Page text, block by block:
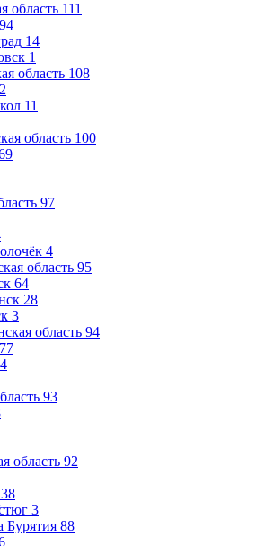
область 111
94
14
1
область 108
11
область 100
97
4
область 95
64
28
3
область 94
77
93
область 92
38
3
Бурятия 88